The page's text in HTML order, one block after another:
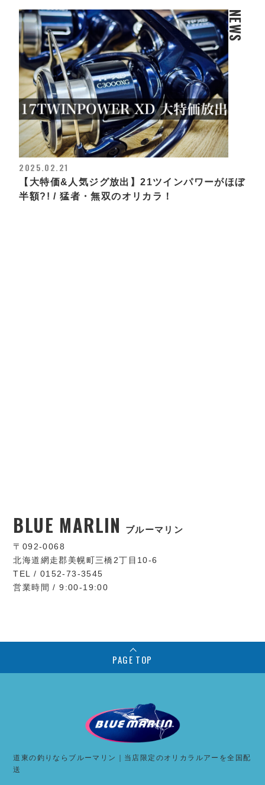
NEWS
2025.02.21
【大特価&人気ジグ放出】21ツインパワーがほぼ
半額?! / 猛者・無双のオリカラ！
BLUE MARLIN ブルーマリン
〒092-0068
北海道網走郡美幌町三橋2丁目10-6
TEL / 0152-73-3545
営業時間 / 9:00-19:00
PAGE TOP
道東の釣りならブルーマリン｜当店限定のオリカラルアーを全国配
送